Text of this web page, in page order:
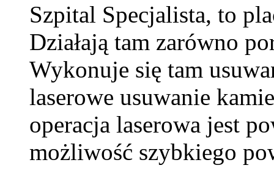
Szpital Specjalista, to
Działają tam zarówno
Wykonuje się tam
laserowe usuwanie
operacja laserowa jest
możliwość szybkiego